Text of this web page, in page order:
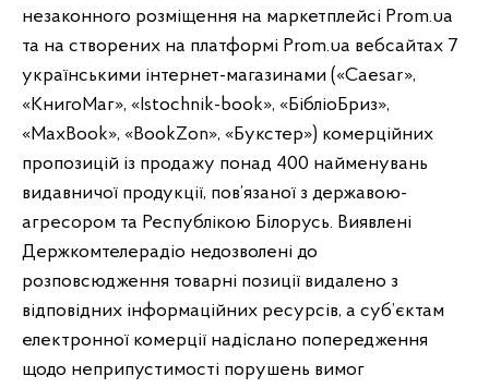
незаконного розміщення на маркетплейсі Prom.ua
та на створених на платформі Prom.ua вебсайтах 7
українськими інтернет-магазинами («Caesar»,
«КнигоМаг», «Istochnik-book», «БiблiоБриз»,
«MaxBook», «BookZon», «Букстер») комерційних
пропозицій із продажу понад 400 найменувань
видавничої продукції, пов’язаної з державою-
агресором та Республікою Білорусь. Виявлені
Держкомтелерадіо недозволені до
розповсюдження товарні позиції видалено з
відповідних інформаційних ресурсів, а суб’єктам
електронної комерції надіслано попередження
щодо неприпустимості порушень вимог